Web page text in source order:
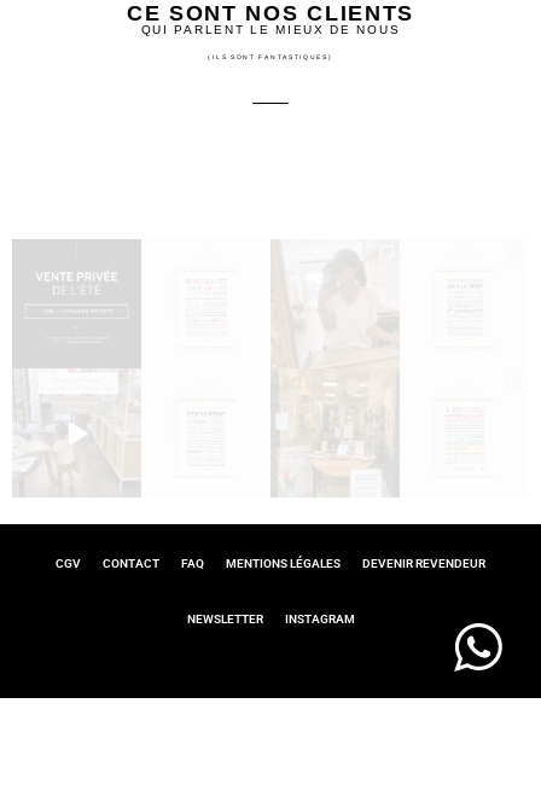
CE SONT NOS CLIENTS
QUI PARLENT LE MIEUX DE NOUS
(ILS SONT FANTASTIQUES)
CGV CONTACT FAQ MENTIONS LÉGALES DEVENIR REVENDEUR
NEWSLETTER INSTAGRAM